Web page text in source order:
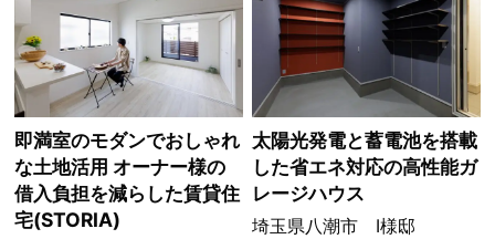
即満室のモダンでおしゃれ
な土地活用 オーナー様の
借入負担を減らした賃貸住
宅(STORIA)
太陽光発電と蓄電池を搭載
した省エネ対応の高性能ガ
レージハウス
埼玉県八潮市 I様邸